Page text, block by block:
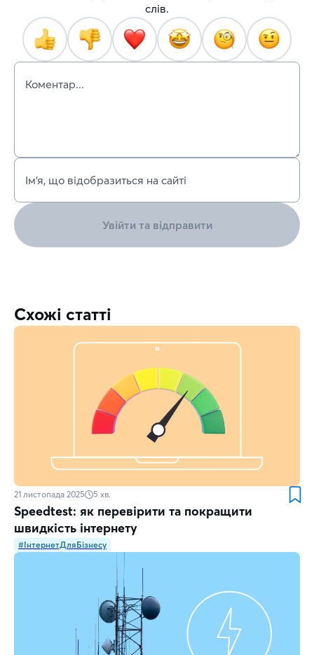
слів.
Коментар...
Ім’я, що відобразиться на сайті
Увійти та відправити
Схожі статті
21 листопада 2025 5 хв.
Speedtest: як перевірити та покращити
швидкість інтернету
#ІнтернетДляБізнесу